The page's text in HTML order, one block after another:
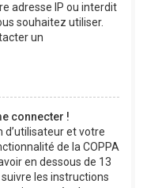
adresse IP ou interdit
souhaitez utiliser.
un
connecter !
et votre
de la COPPA
en dessous de 13
les instructions